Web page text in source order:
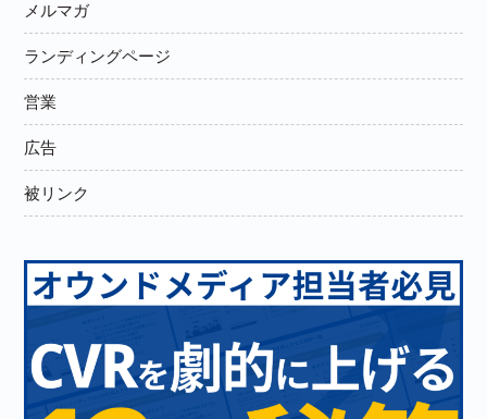
メルマガ
ランディングページ
営業
広告
被リンク